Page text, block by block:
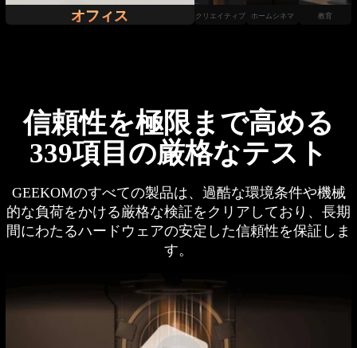
オフィス クリエイティブ ホームシネマ 教育
信頼性を極限まで高める
339項目の厳格なテスト
GEEKOMのすべての製品は、過酷な環境条件や機械
的な負荷をかける厳格な検証をクリアしており、長期
間にわたるハードウェアの安定した信頼性を保証しま
す。